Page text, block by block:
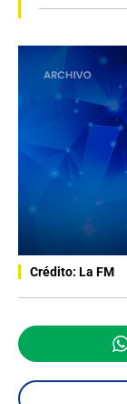
Crédito: La FM